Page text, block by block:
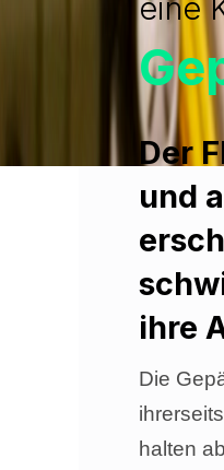
eine
Der
und
ihre
Die
halten